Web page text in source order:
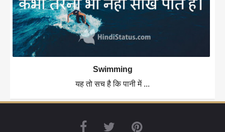
Swimming
यह तो सच है कि पानी में ...